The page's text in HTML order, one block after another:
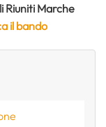
Riuniti Marche
il bando